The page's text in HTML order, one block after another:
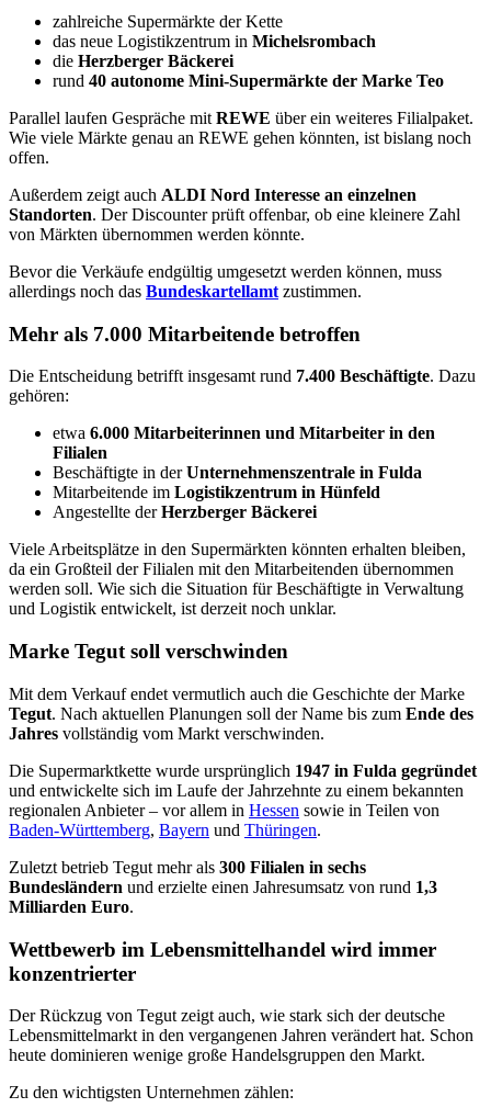
zahlreiche Supermärkte der Kette
das neue Logistikzentrum in Michelsrombach
die Herzberger Bäckerei
rund 40 autonome Mini-Supermärkte der Marke Teo
Parallel laufen Gespräche mit REWE über ein weiteres Filialpaket.
Wie viele Märkte genau an REWE gehen könnten, ist bislang noch
offen.
Außerdem zeigt auch ALDI Nord Interesse an einzelnen
Standorten. Der Discounter prüft offenbar, ob eine kleinere Zahl
von Märkten übernommen werden könnte.
Bevor die Verkäufe endgültig umgesetzt werden können, muss
allerdings noch das Bundeskartellamt zustimmen.
Mehr als 7.000 Mitarbeitende betroffen
Die Entscheidung betrifft insgesamt rund 7.400 Beschäftigte. Dazu
gehören:
etwa 6.000 Mitarbeiterinnen und Mitarbeiter in den
Filialen
Beschäftigte in derUnternehmenszentrale in Fulda
Mitarbeitende im Logistikzentrum in Hünfeld
Angestellte derHerzberger Bäckerei
Viele Arbeitsplätze in den Supermärkten könnten erhalten bleiben,
da ein Großteil der Filialen mit den Mitarbeitenden übernommen
werden soll. Wie sich die Situation für Beschäftigte in Verwaltung
und Logistik entwickelt, ist derzeit noch unklar.
Marke Tegut soll verschwinden
Mit dem Verkauf endet vermutlich auch die Geschichte der Marke
Tegut. Nach aktuellen Planungen soll der Name bis zum Ende des
Jahres vollständig vom Markt verschwinden.
Die Supermarktkette wurde ursprünglich 1947 in Fulda gegründet
und entwickelte sich im Laufe der Jahrzehnte zu einem bekannten
regionalen Anbieter – vor allem in Hessen sowie in Teilen von
Baden-Württemberg, Bayern und Thüringen.
Zuletzt betrieb Tegut mehr als 300 Filialen in sechs
Bundesländern und erzielte einen Jahresumsatz von rund 1,3
Milliarden Euro.
Wettbewerb im Lebensmittelhandel wird immer
konzentrierter
Der Rückzug von Tegut zeigt auch, wie stark sich der deutsche
Lebensmittelmarkt in den vergangenen Jahren verändert hat. Schon
heute dominieren wenige große Handelsgruppen den Markt.
Zu den wichtigsten Unternehmen zählen: